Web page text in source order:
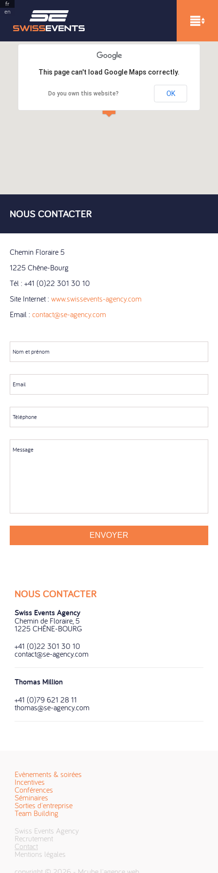
fr
en
This page can't load Google Maps correctly.
Do you own this website? OK
NOUS CONTACTER
Chemin Floraire 5
1225 Chêne-Bourg
Tél : +41 (0)22 301 30 10
Site Internet : www.swissevents-agency.com
Email : contact@se-agency.com
Nom et prénom
Email
Téléphone
Message
ENVOYER
NOUS CONTACTER
Swiss Events Agency
Chemin de Floraire, 5
1225 CHÊNE-BOURG
+41 (0)22 301 30 10
contact@se-agency.com
Thomas Million
+41 (0)79 621 28 11
thomas@se-agency.com
Evènements & soirées
Incentives
Conférences
Séminaires
Sorties d'entreprise
Team Building
Swiss Events Agency
Recrutement
Contact
Mentions légales